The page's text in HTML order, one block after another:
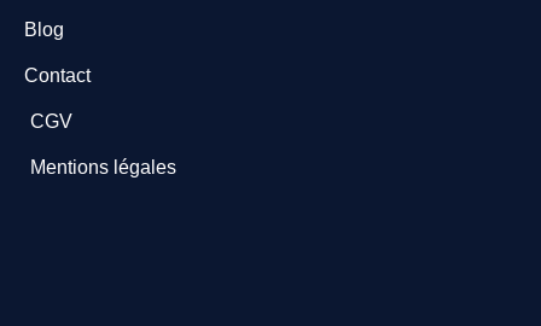
Blog
Contact
CGV
Mentions légales